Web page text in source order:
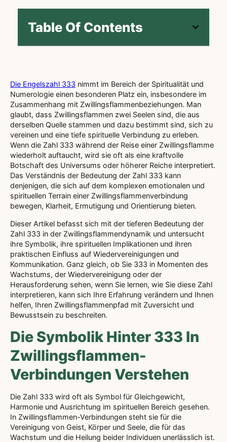
Table Of Contents
Die Engelszahl 333 nimmt im Bereich der Spiritualität und
Numerologie einen besonderen Platz ein, insbesondere im
Zusammenhang mit Zwillingsflammenbeziehungen. Man
glaubt, dass Zwillingsflammen zwei Seelen sind, die aus
derselben Quelle stammen und dazu bestimmt sind, sich zu
vereinen und eine tiefe spirituelle Verbindung zu erleben.
Wenn die Zahl 333 während der Reise einer Zwillingsflamme
wiederholt auftaucht, wird sie oft als eine kraftvolle
Botschaft des Universums oder höherer Reiche interpretiert.
Das Verständnis der Bedeutung der Zahl 333 kann
denjenigen, die sich auf dem komplexen emotionalen und
spirituellen Terrain einer Zwillingsflammenverbindung
bewegen, Klarheit, Ermutigung und Orientierung bieten.
Dieser Artikel befasst sich mit der tieferen Bedeutung der
Zahl 333 in der Zwillingsflammendynamik und untersucht
ihre Symbolik, ihre spirituellen Implikationen und ihren
praktischen Einfluss auf Wiedervereinigungen und
Kommunikation. Ganz gleich, ob Sie 333 in Momenten des
Wachstums, der Wiedervereinigung oder der
Herausforderung sehen, wenn Sie lernen, wie Sie diese Zahl
interpretieren, kann sich Ihre Erfahrung verändern und Ihnen
helfen, Ihren Zwillingsflammenpfad mit Zuversicht und
Bewusstsein zu beschreiten.
Die Symbolik Hinter 333 In
Zwillingsflammen-
Verbindungen Verstehen
Die Zahl 333 wird oft als Symbol für Gleichgewicht,
Harmonie und Ausrichtung im spirituellen Bereich gesehen.
In Zwillingsflammen-Verbindungen steht sie für die
Vereinigung von Geist, Körper und Seele, die für das
Wachstum und die Heilung beider Individuen unerlässlich ist.